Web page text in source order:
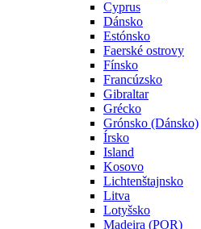
Cyprus
Dánsko
Estónsko
Faerské ostrovy
Fínsko
Francúzsko
Gibraltar
Grécko
Grónsko (Dánsko)
Írsko
Island
Kosovo
Lichtenštajnsko
Litva
Lotyšsko
Madeira (POR)